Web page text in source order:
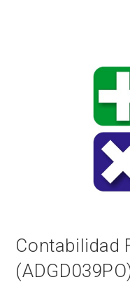
Contabilidad